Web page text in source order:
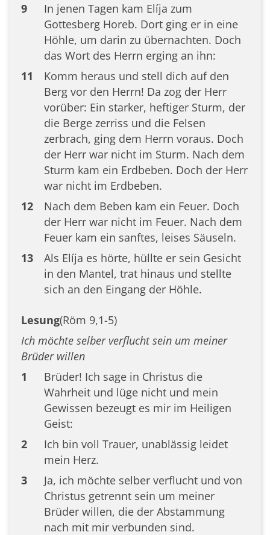
9
In jenen Tagen kam Elíja zum
Gottesberg Horeb. Dort ging er in eine
Höhle, um darin zu übernachten. Doch
das Wort des Herrn erging an ihn:
11
Komm heraus und stell dich auf den
Berg vor den Herrn! Da zog der Herr
vorüber: Ein starker, heftiger Sturm, der
die Berge zerriss und die Felsen
zerbrach, ging dem Herrn voraus. Doch
der Herr war nicht im Sturm. Nach dem
Sturm kam ein Erdbeben. Doch der Herr
war nicht im Erdbeben.
12
Nach dem Beben kam ein Feuer. Doch
der Herr war nicht im Feuer. Nach dem
Feuer kam ein sanftes, leises Säuseln.
13
Als Elíja es hörte, hüllte er sein Gesicht
in den Mantel, trat hinaus und stellte
sich an den Eingang der Höhle.
Lesung(Röm 9,1-5)
Ich möchte selber verflucht sein um meiner
Brüder willen
1
Brüder! Ich sage in Christus die
Wahrheit und lüge nicht und mein
Gewissen bezeugt es mir im Heiligen
Geist:
2
Ich bin voll Trauer, unablässig leidet
mein Herz.
3
Ja, ich möchte selber verflucht und von
Christus getrennt sein um meiner
Brüder willen, die der Abstammung
nach mit mir verbunden sind.